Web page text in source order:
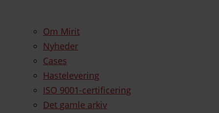
Om Mirit
Nyheder
Cases
Hastelevering
ISO 9001-certificering
Det gamle arkiv